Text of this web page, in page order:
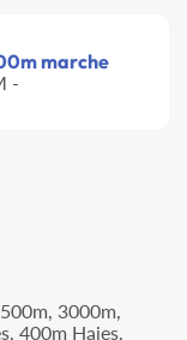
marche
-
3000m,
400m Haies,